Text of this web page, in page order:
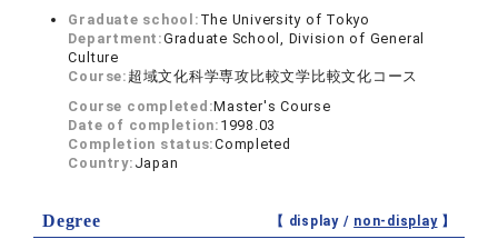
Graduate school: The University of Tokyo
Department:Graduate School, Division of General
Culture
Course: 超域文化科学専攻比較文学比較文化コース
Course completed:Master's Course
Date of completion: 1998.03
Completion status:Completed
Country: Japan
Degree 【 display / non-display】